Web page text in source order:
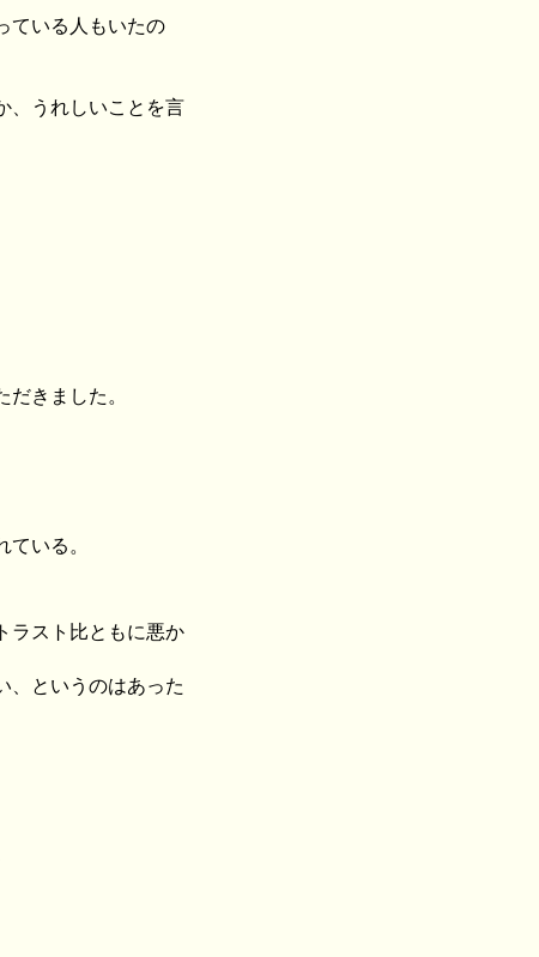
ている人もいたの
、うれしいことを言
きました。
いる。
ラスト比ともに悪か
、というのはあった